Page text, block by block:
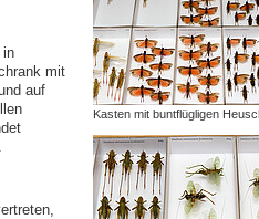
in
mit
auf
Kasten mit buntflügligen